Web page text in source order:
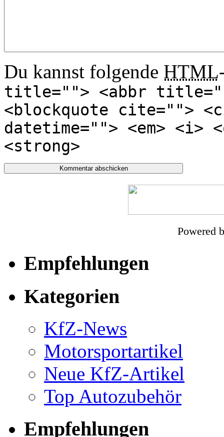
Du kannst folgende HTML
title=""> <abbr
<blockquote cite="">
datetime=""> <em>
<strong>
Powered
Empfehlungen
Kategorien
KfZ-News
Motorsportartikel
Neue KfZ-Artikel
Top Autozubehör
Empfehlungen